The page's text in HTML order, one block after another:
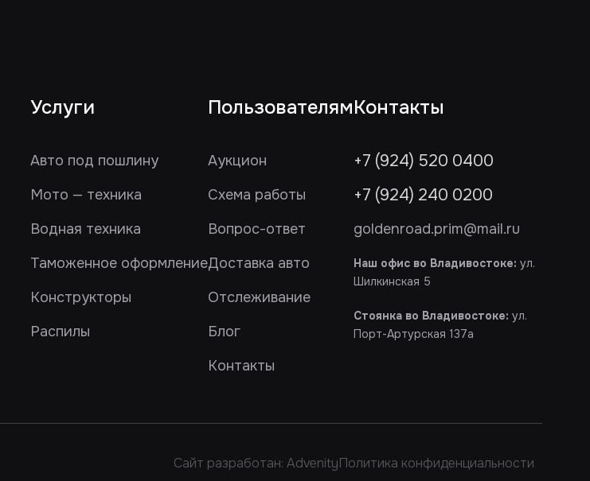
Услуги
Авто под пошлину
Мото — техника
Водная техника
Таможенное оформление
Конструкторы
Распилы
Пользователям
Аукцион
Схема работы
Вопрос-ответ
Доставка авто
Отслеживание
Блог
Контакты
Контакты
+7 (924) 520 0400
+7 (924) 240 0200
goldenroad.prim@mail.ru
Наш офис во Владивостоке: ул.
Шилкинская 5
Стоянка во Владивостоке: ул.
Порт-Артурская 137а
Сайт разработан: AdvenityПолитика конфиденциальности